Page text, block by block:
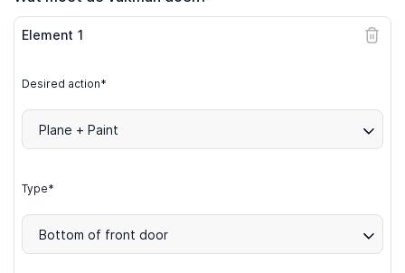
Element 1
Desired action*
Plane + Paint
Type*
Bottom of front door